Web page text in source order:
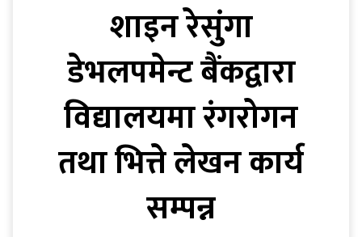
शाइन रेसुंगा
डेभलपमेन्ट बैंकद्वारा
विद्यालयमा रंगरोगन
तथा भित्ते लेखन कार्य
सम्पन्न